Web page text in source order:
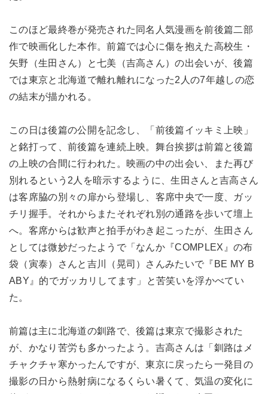
このほど最終巻が発売された同名人気漫画を前後篇二部
作で映画化した本作。前篇では心に傷を抱えた高校生・
矢野（生田さん）と七美（吉高さん）の出会いが、後篇
では東京と北海道で離れ離れになった2人の7年越しの恋
の結末が描かれる。
この日は後篇の公開を記念し、「前後篇イッキミ上映」
と銘打って、前後篇を連続上映。舞台挨拶は前篇と後篇
の上映の合間に行われた。映画の中の出会い、また再び
別れるという2人を暗示するように、生田さんと吉高さん
は客席脇の別々の扉から登場し、客席中央で一度、ガッ
チリ握手。それからまたそれぞれ別の通路を歩いて壇上
へ。客席からは歓声と拍手がわき起こったが、生田さん
としては微妙だったようで「なんか『COMPLEX』の布
袋（寅泰）さんと吉川（晃司）さんみたいで『BE MY B
ABY』的でガッカリしてます」と苦笑いを浮かべてい
た。
前篇は主に北海道の釧路で、後篇は東京で撮影された
が、かなり苦労も多かったよう。吉高さんは「釧路はメ
チャクチャ寒かったんですが、東京に戻ったら一発目の
撮影の日から熱射病になるくらい暑くて、気温の変化に